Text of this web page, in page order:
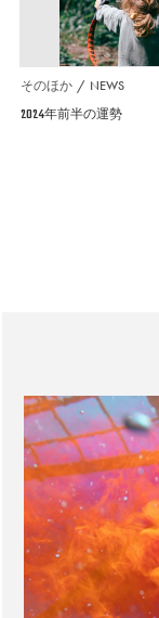
そのほか NEWS
2024年前半の運勢